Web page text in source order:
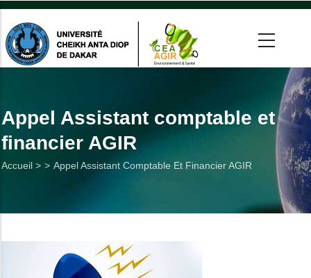
Aller
contenu
principal
Appel Assistant comptable et
financier AGIR
Fil
Accueil > Appel Assistant Comptable Et Financier AGIR